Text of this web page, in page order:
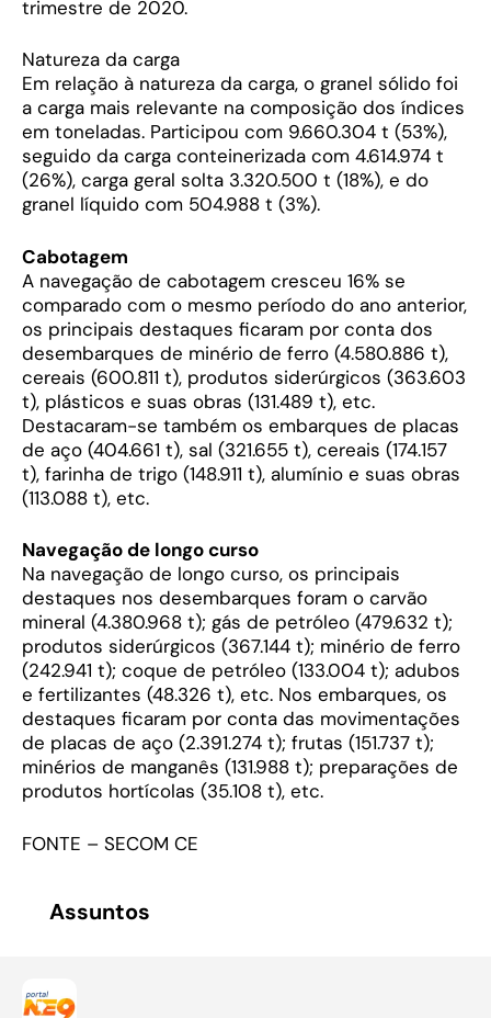
trimestre de 2020.
Natureza da carga
Em relação à natureza da carga, o granel sólido foi
a carga mais relevante na composição dos índices
em toneladas. Participou com 9.660.304 t (53%),
seguido da carga conteinerizada com 4.614.974 t
(26%), carga geral solta 3.320.500 t (18%), e do
granel líquido com 504.988 t (3%).
Cabotagem
A navegação de cabotagem cresceu 16% se
comparado com o mesmo período do ano anterior,
os principais destaques ficaram por conta dos
desembarques de minério de ferro (4.580.886 t),
cereais (600.811 t), produtos siderúrgicos (363.603
t), plásticos e suas obras (131.489 t), etc.
Destacaram-se também os embarques de placas
de aço (404.661 t), sal (321.655 t), cereais (174.157
t), farinha de trigo (148.911 t), alumínio e suas obras
(113.088 t), etc.
Navegação de longo curso
Na navegação de longo curso, os principais
destaques nos desembarques foram o carvão
mineral (4.380.968 t); gás de petróleo (479.632 t);
produtos siderúrgicos (367.144 t); minério de ferro
(242.941 t); coque de petróleo (133.004 t); adubos
e fertilizantes (48.326 t), etc. Nos embarques, os
destaques ficaram por conta das movimentações
de placas de aço (2.391.274 t); frutas (151.737 t);
minérios de manganês (131.988 t); preparações de
produtos hortícolas (35.108 t), etc.
FONTE – SECOM CE
Assuntos